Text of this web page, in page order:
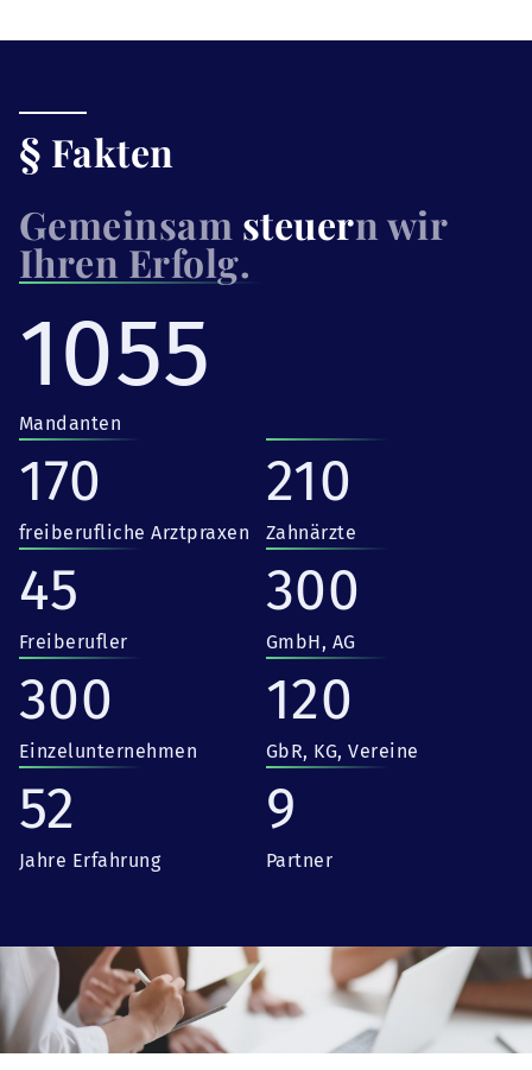
§ Fakten
Gemeinsam steuern wir
Ihren Erfolg.
1055
Mandanten
170
freiberufliche Arztpraxen
210
Zahnärzte
45
Freiberufler
300
GmbH, AG
300
Einzelunternehmen
120
GbR, KG, Vereine
52
Jahre Erfahrung
9
Partner